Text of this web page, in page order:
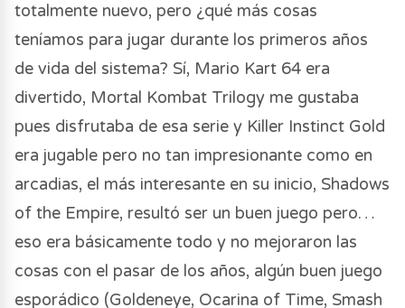
totalmente nuevo, pero ¿qué más cosas
teníamos para jugar durante los primeros años
de vida del sistema? Sí, Mario Kart 64 era
divertido, Mortal Kombat Trilogy me gustaba
pues disfrutaba de esa serie y Killer Instinct Gold
era jugable pero no tan impresionante como en
arcadias, el más interesante en su inicio, Shadows
of the Empire, resultó ser un buen juego pero…
eso era básicamente todo y no mejoraron las
cosas con el pasar de los años, algún buen juego
esporádico (Goldeneye, Ocarina of Time, Smash